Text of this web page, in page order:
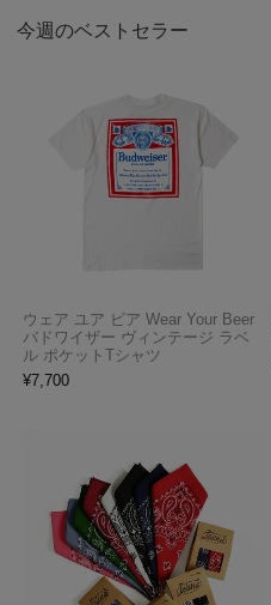
今週のベストセラー
ウェア ユア ビア Wear Your Beer
バドワイザー ヴィンテージ ラベ
ル ポケットTシャツ
¥7,700